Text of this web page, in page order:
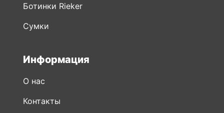
Ботинки Rieker
Сумки
Информация
О нас
Контакты